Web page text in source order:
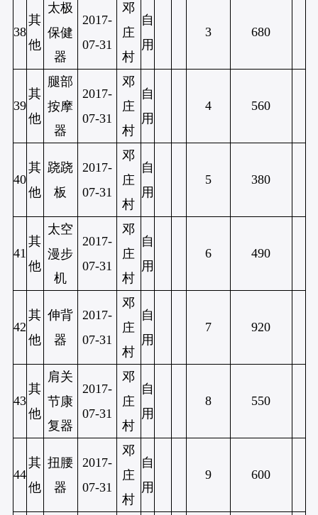
38
其
他
太极
保健
器
2017-
07-31
邓
庄
村
自
用
3 680
39
其
他
腿部
按摩
器
2017-
07-31
邓
庄
村
自
用
4 560
40
其
他
跷跷
板
2017-
07-31
邓
庄
村
自
用
5 380
41
其
他
太空
漫步
机
2017-
07-31
邓
庄
村
自
用
6 490
42
其
他
伸背
器
2017-
07-31
邓
庄
村
自
用
7 920
43
其
他
肩关
节康
复器
2017-
07-31
邓
庄
村
自
用
8 550
44
其
他
扭腰
器
2017-
07-31
邓
庄
村
自
用
9 600